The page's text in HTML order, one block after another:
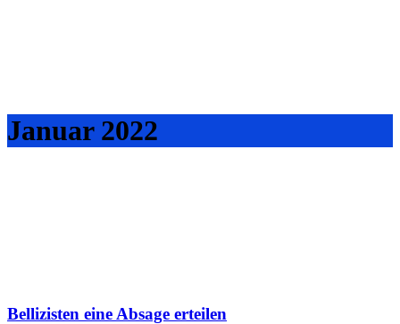
Januar 2022
Bellizisten eine Absage erteilen